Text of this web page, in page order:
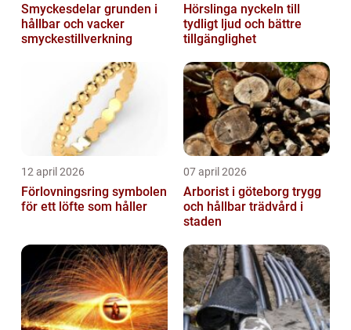
Smyckesdelar grunden i
hållbar och vacker
smyckestillverkning
Hörslinga nyckeln till
tydligt ljud och bättre
tillgänglighet
12 april 2026
Förlovningsring symbolen
för ett löfte som håller
07 april 2026
Arborist i göteborg trygg
och hållbar trädvård i
staden